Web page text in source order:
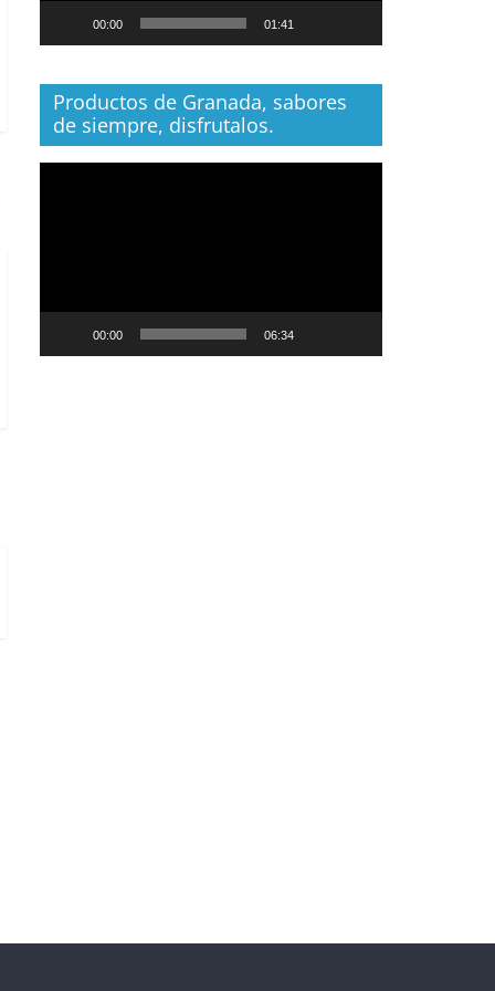
00:00 01:41
Productos de Granada, sabores
de siempre, disfrutalos.
00:00 06:34